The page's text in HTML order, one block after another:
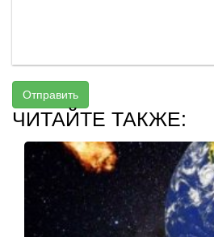
Отправить
ЧИТАЙТЕ ТАКЖЕ: